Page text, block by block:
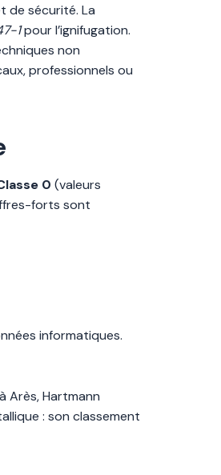
de sécurité. La
1pour l’ignifugation.
non
professionnels ou
0 (valeurs
forts sont
informatiques.
Arès, Hartmann
: son classement